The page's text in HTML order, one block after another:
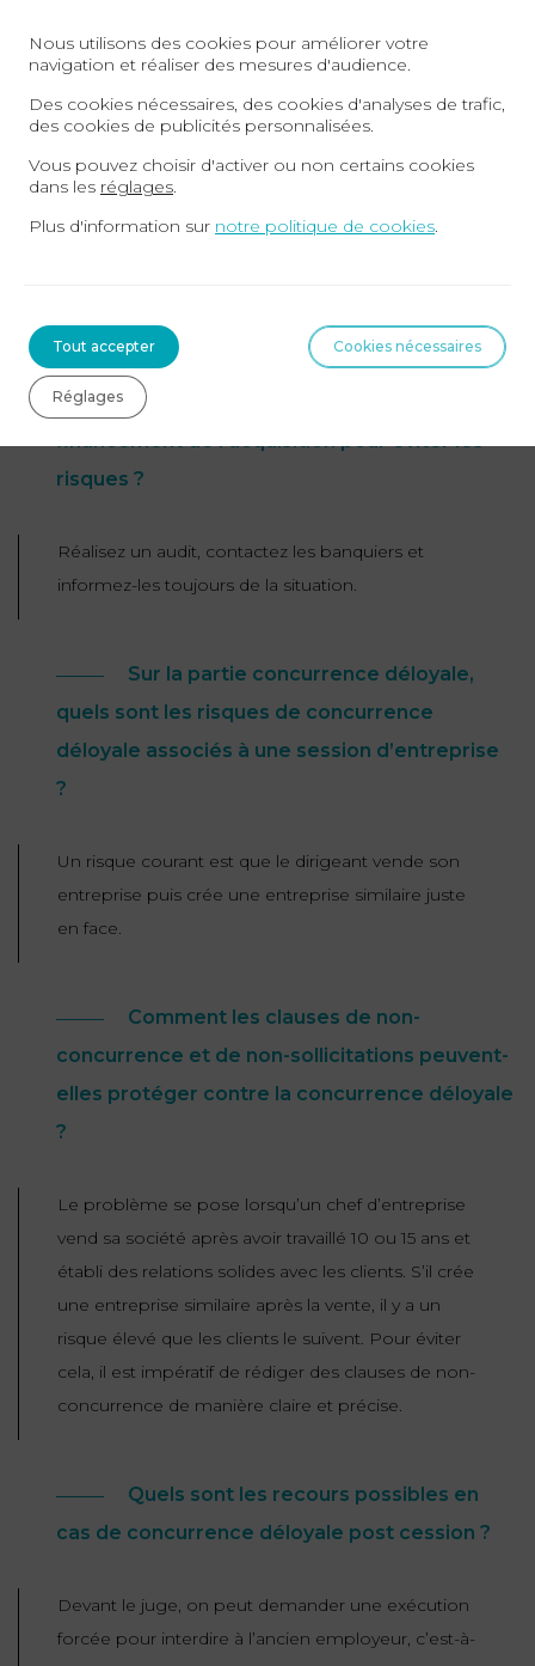
ne pouvait pas distribuer des dividendes pendant 5
ans. L’acheteur avait créé une holding et réalisé un
montage financier, où c’était la holding qui avait
pas remonter des dividendes, donc des capitaux,
Donc comment sécuriser le
financement de l’acquisition pour éviter les
risques ?
Réalisez un audit, contactez les banquiers et
informez-les toujours de la situation.
Sur la partie concurrence déloyale,
quels sont les risques de concurrence
déloyale associés à une session d’entreprise
?
Un risque courant est que le dirigeant vende son
entreprise puis crée une entreprise similaire juste
en face.
Comment les clauses de non-
concurrence et de non-sollicitations peuvent-
elles protéger contre la concurrence déloyale
?
Le problème se pose lorsqu’un chef d’entreprise
vend sa société après avoir travaillé 10 ou 15 ans et
établi des relations solides avec les clients. S’il crée
une entreprise similaire après la vente, il y a un
risque élevé que les clients le suivent. Pour éviter
cela, il est impératif de rédiger des clauses de non-
concurrence de manière claire et précise.
Quels sont les recours possibles en
cas de concurrence déloyale post cession ?
Devant le juge, on peut demander une exécution
forcée pour interdire à l’ancien employeur, c’est-à-
Nous utilisons des cookies pour améliorer votre
navigation et réaliser des mesures d'audience.
Des cookies nécessaires, des cookies d'analyses de trafic,
des cookies de publicités personnalisées.
Vous pouvez choisir d'activer ou non certains cookies
dans les réglages
Plus d'information sur notre politique de cookies
Tout accepter Cookies nécessaires
Réglages